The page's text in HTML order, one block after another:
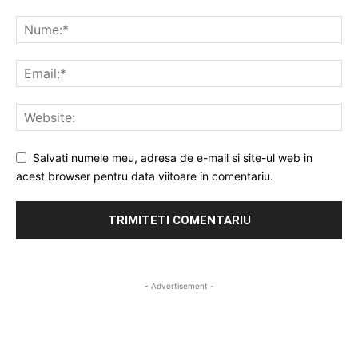
Salvati numele meu, adresa de e-mail si site-ul web in
acest browser pentru data viitoare in comentariu.
- Advertisement -